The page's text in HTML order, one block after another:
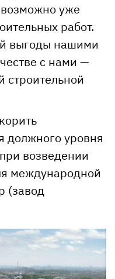
возможно уже
работ.
выгоды нашими
с нами —
должного уровня
возведении
международной
(завод